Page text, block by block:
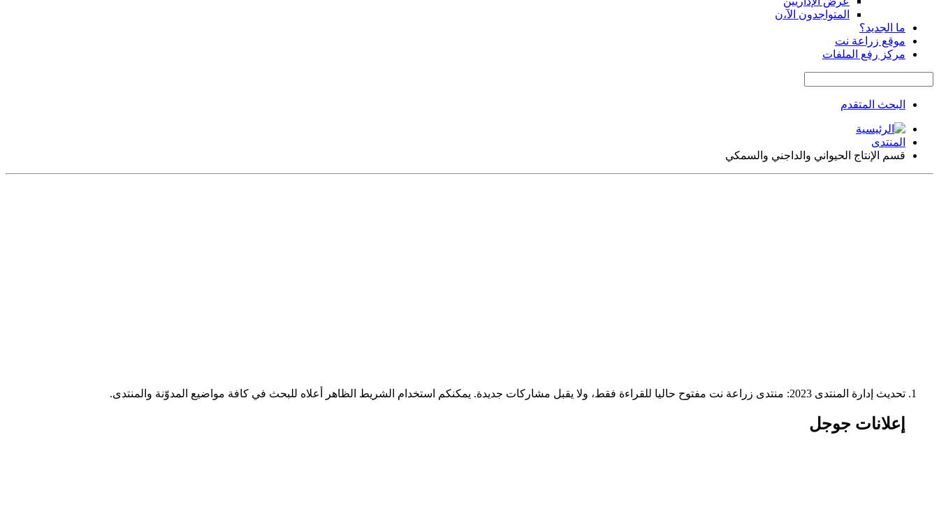
المتواجدون الآ،ن
ما الجديد؟
موقع زراعة نت
مركز رفع الملفات
البحث المتقدم
المنتدى
قسم الإنتاج الحيواني والداجني والسمكي
تحديث إدارة المنتدى 2023: منتدى زراعة نت مفتوح حاليا للقراءة فقط، ولا يقبل مشاركات جديدة. يمكنكم استخدام الشريط الظاهر أعلاه للبحث في كافة مواضيع المدوّنة والمنتدى.
إعلانات جوجل